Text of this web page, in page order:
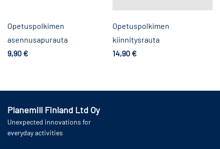
Opetuspolkimen
asennusapurauta
9,90 €
Opetuspolkimen
kiinnitysrauta
14,90 €
Planemill Finland Ltd Oy
Unexpected innovations for
everyday activities